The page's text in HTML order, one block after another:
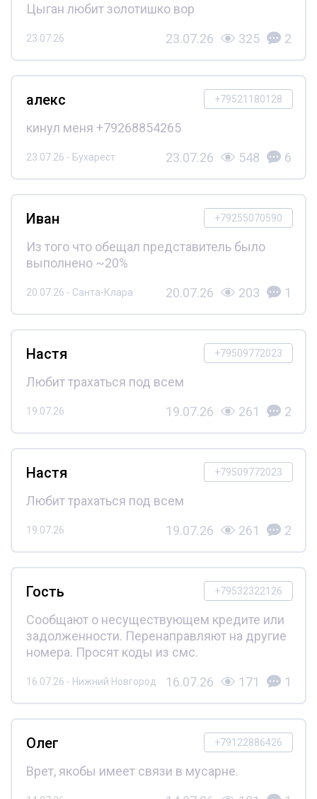
Цыган любит золотишко вор
23.07.26 23.07.26 325 2
+79521180128
алекс
кинул меня +79268854265
23.07.26 - Бухарест 23.07.26 548 6
+79255070590
Иван
Из того что обещал представитель было
выполнено ~20%
20.07.26 - Санта-Клара 20.07.26 203 1
+79509772023
Настя
Любит трахаться под всем
19.07.26 19.07.26 261 2
+79509772023
Настя
Любит трахаться под всем
19.07.26 19.07.26 261 2
+79532322126
Гость
Сообщают о несуществующем кредите или
задолженности. Перенаправляют на другие
номера. Просят коды из смс.
16.07.26 - Нижний Новгород 16.07.26 171 1
+79122886426
Олег
Врет, якобы имеет связи в мусарне.